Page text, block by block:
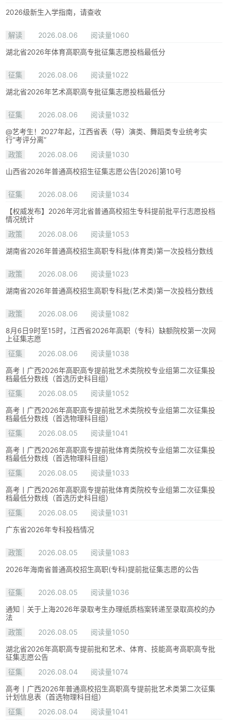
2026级新生入学指南，请查收
解读 2026.08.06
阅读量1060
湖北省2026年体育高职高专批征集志愿投档最低分
征集 2026.08.06
阅读量1022
湖北省2026年艺术高职高专批征集志愿投档最低分
征集 2026.08.06
阅读量1032
@艺考生！2027年起，江西省表（导）演类、舞蹈类专业统考实
行“考评分离”
政策
2026.08.06
阅读量1030
山西省2026年普通高校招生征集志愿公告[2026]第10号
征集 2026.08.06
阅读量1034
【权威发布】2026年河北省普通高校招生专科提前批平行志愿投档
情况统计
政策
2026.08.06
阅读量1053
湖南省2026年普通高校招生高职专科批(体育类)第一次投档分数线
政策 2026.08.06
阅读量1023
湖南省2026年普通高校招生高职专科批(艺术类)第一次投档分数线
政策 2026.08.06
阅读量1082
8月6日9时至15时，江西省2026年高职（专科）缺额院校第一次网
上征集志愿
征集
2026.08.06
阅读量1038
高考丨广西2026年高职高专提前批艺术类院校专业组第二次征集投
档最低分数线（首选历史科目组）
征集
2026.08.05
阅读量1052
高考丨广西2026年高职高专提前批艺术类院校专业组第二次征集投
档最低分数线（首选物理科目组）
征集
2026.08.05
阅读量1041
高考丨广西2026年高职高专提前批体育类院校专业组第二次征集投
档最低分数线（首选物理科目组）
征集
2026.08.05
阅读量1033
高考丨广西2026年高职高专提前批体育类院校专业组第二次征集投
档最低分数线（首选历史科目组）
征集
2026.08.05
阅读量1031
广东省2026年专科投档情况
政策 2026.08.05
阅读量1083
2026年海南省普通高校招生高职(专科)提前批征集志愿的公告
征集 2026.08.05
阅读量1036
通知｜关于上海2026年录取考生办理纸质档案转递至录取高校的办
法
政策
2026.08.05
阅读量1050
湖北省2026年高职高专提前批和艺术、体育、技能高考高职高专批
征集志愿公告
征集
2026.08.04
阅读量1074
高考丨广西2026年普通高校招生高职高专提前批艺术类第二次征集
计划信息表（首选物理科目组）
征集
2026.08.04 阅读量1041